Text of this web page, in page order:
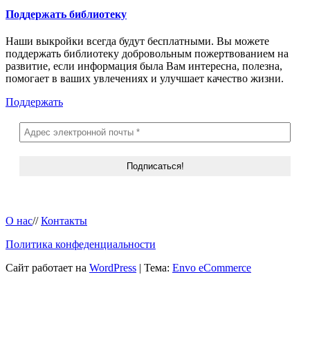
Поддержать библиотеку
Наши выкройки всегда будут бесплатными. Вы можете
поддержать библиотеку добровольным пожертвованием на
развитие, если информация была Вам интересна, полезна,
помогает в ваших увлечениях и улучшает качество жизни.
Поддержать
О нас//Контакты
Политика конфеденциальности
Сайт работает на WordPress | Тема: Envo eCommerce